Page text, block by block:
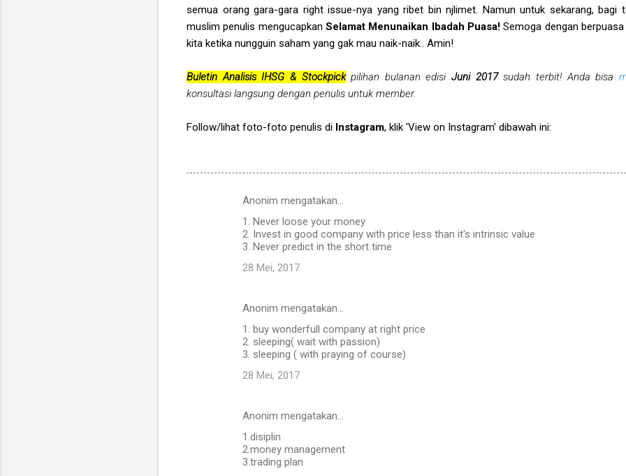
semua orang gara-gara right issue-nya yang ribet bin njlimet. Namun untuk sekarang, bagi
muslim penulis mengucapkan Selamat Menunaikan Ibadah Puasa! Semoga dengan
kita ketika nungguin saham yang gak mau naik-naik.. Amin!
Buletin Analisis IHSG & Stockpickpilihan bulanan edisi Juni 2017sudah terbit! Anda bisa
konsultasi langsung dengan penulis untuk member.
Follow/lihat foto-foto penulis di Instagram, klik 'View on Instagram' dibawah ini:
Anonim mengatakan…
1. Never loose your money
2. Invest in good company with price less than it's intrinsic value
3. Never predict in the short time
28 Mei, 2017
Anonim mengatakan…
1. buy wonderfull company at right price
2. sleeping( wait with passion)
3. sleeping ( with praying of course)
28 Mei, 2017
Anonim mengatakan…
1.disiplin
2.money management
3.trading plan